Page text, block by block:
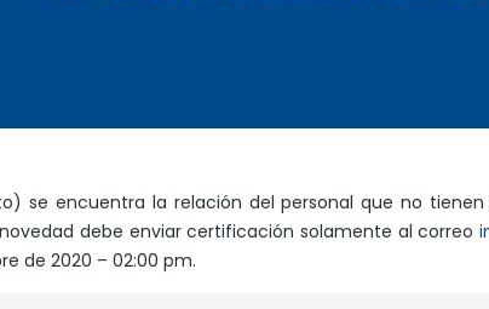
se encuentra la relación del personal que no
debe enviar certificación solamente al correo
de 2020 – 02:00 pm.